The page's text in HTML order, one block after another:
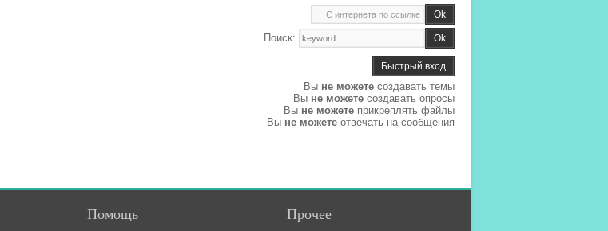
Поиск:
Вы не можете создавать темы
Вы не можете создавать опросы
Вы не можете прикреплять файлы
Вы не можете отвечать на сообщения
Помощь Прочее